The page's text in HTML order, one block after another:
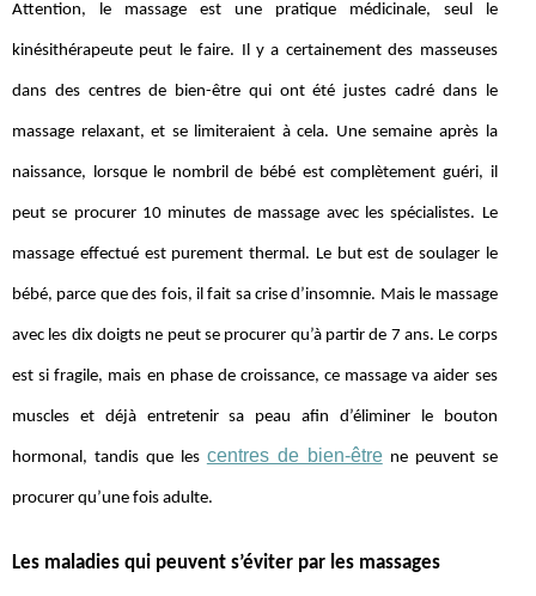
Attention, le massage est une pratique médicinale, seul le
kinésithérapeute peut le faire. Il y a certainement des masseuses
dans des centres de bien-être qui ont été justes cadré dans le
massage relaxant, et se limiteraient à cela. Une semaine après la
naissance, lorsque le nombril de bébé est complètement guéri, il
peut se procurer 10 minutes de massage avec les spécialistes. Le
massage effectué est purement thermal. Le but est de soulager le
bébé, parce que des fois, il fait sa crise d’insomnie. Mais le massage
avec les dix doigts ne peut se procurer qu’à partir de 7 ans. Le corps
est si fragile, mais en phase de croissance, ce massage va aider ses
muscles et déjà entretenir sa peau afin d’éliminer le bouton
hormonal, tandis que les centres de bien-êtrene peuvent se
procurer qu’une fois adulte.
Les maladies qui peuvent s’éviter par les massages